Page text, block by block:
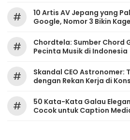
#
10 Artis AV Jepang yang
Google, Nomor 3 Bikin
#
Chordtela: Sumber Chord
Pecinta Musik di Indonesia
#
Skandal CEO Astronomer:
dengan Rekan Kerja di
#
50 Kata-Kata Galau
Cocok untuk Caption